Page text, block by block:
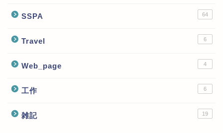
SSPA 64
Travel 6
Web_page 4
工作 6
雑記 19